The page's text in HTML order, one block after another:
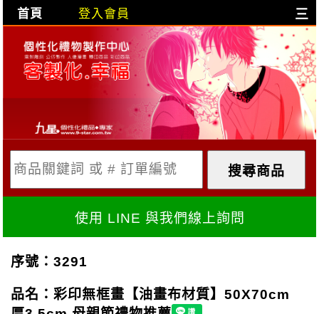
首頁 登入會員 三
購物車內容:
目前購物車是空的!
X
使用 LINE 與我們線上詢問